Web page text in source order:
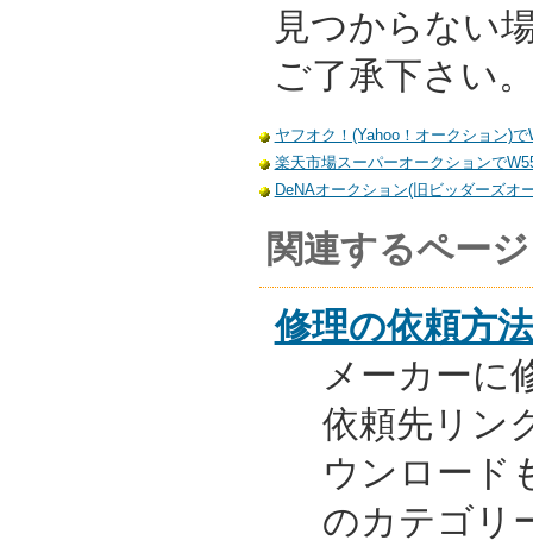
見つからない
ご了承下さい
ヤフオク！(Yahoo！オークション)
楽天市場スーパーオークションで
DeNAオークション(旧ビッダーズオ
関連するページ
修理の依頼方法
メーカーに
依頼先リン
ウンロード
のカテゴリ